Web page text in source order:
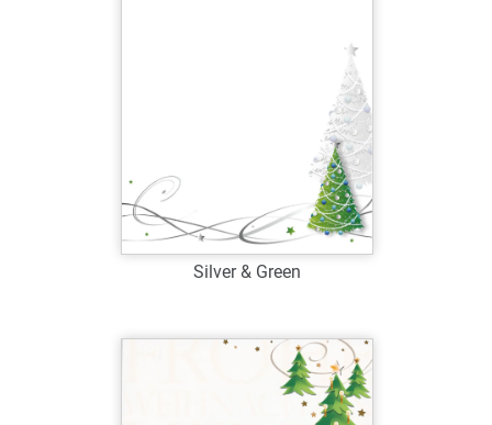
Zum Merkzettel hinzufügen
Silver & Green
Art.-Nr.: W39069
Verfügbar